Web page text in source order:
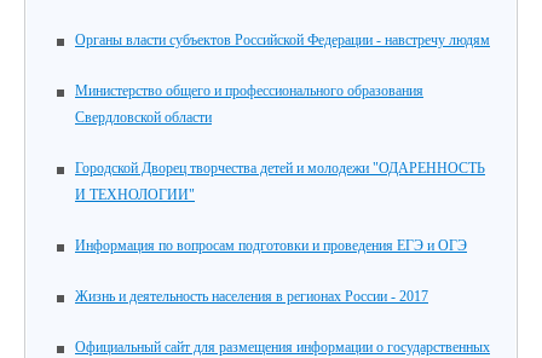
Органы власти субъектов Российской Федерации - навстречу людям
Министерство общего и профессионального образования
Свердловской области
Городской Дворец творчества детей и молодежи "ОДАРЕННОСТЬ
И ТЕХНОЛОГИИ"
Информация по вопросам подготовки и проведения ЕГЭ и ОГЭ
Жизнь и деятельность населения в регионах России - 2017
Официальный сайт для размещения информации о государственных